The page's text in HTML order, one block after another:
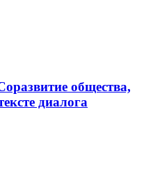
общества,
диалога